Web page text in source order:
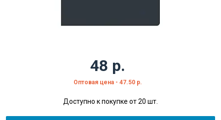
48 р.
Оптовая цена - 47.50 р.
Доступно к покупке от 20 шт.